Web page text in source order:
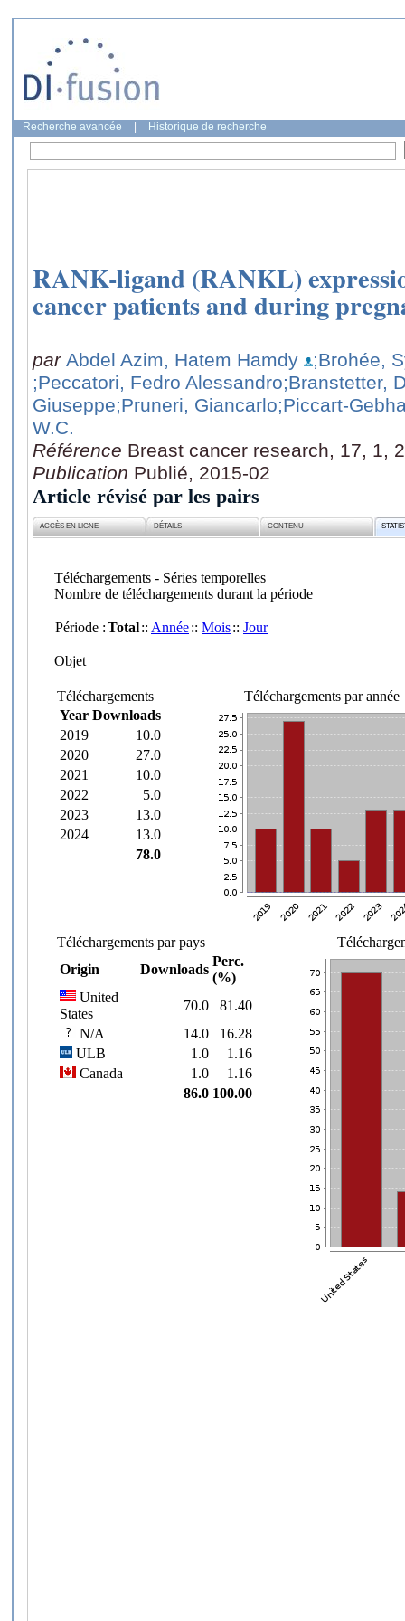
Recherche avancée Historique de recherche
RANK-ligand (RANKL)
cancer patients and during
par Abdel Azim, Hatem Hamdy
;Brohée,
;Peccatori, Fedro Alessandro;Branstetter,
Giuseppe;Pruneri, Giancarlo;Piccart-
W.C.
Référence Breast cancer research, 17, 1,
Publication Publié, 2015-02
Article révisé par les pairs
ACCÈS EN LIGNE DÉTAILS CONTENU